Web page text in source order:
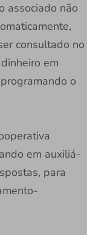
associado não
consultado no
em
o
em auxiliá-
para